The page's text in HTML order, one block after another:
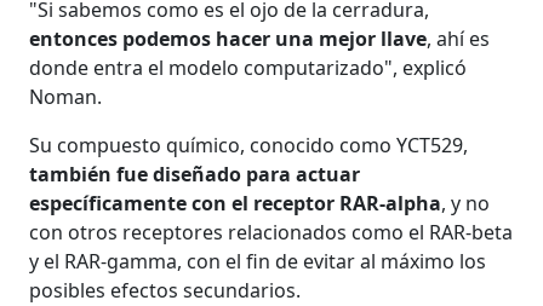
"Si sabemos como es el ojo de la cerradura,
entonces podemos hacer una mejor llave, ahí es
donde entra el modelo computarizado", explicó
Noman.
Su compuesto químico, conocido como YCT529,
también fue diseñado para actuar
específicamente con el receptor RAR-alpha, y no
con otros receptores relacionados como el RAR-beta
y el RAR-gamma, con el fin de evitar al máximo los
posibles efectos secundarios.